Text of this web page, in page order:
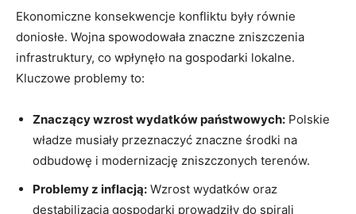
Ekonomiczne konsekwencje konfliktu⁣ były równie
doniosłe. Wojna spowodowała znaczne zniszczenia
infrastruktury, co wpłynęło na gospodarki lokalne.⁢
Kluczowe problemy to:
Znaczący wzrost‍ wydatków państwowych: Polskie
władze musiały przeznaczyć znaczne ‌środki na
odbudowę i modernizację zniszczonych terenów.
Problemy z inflacją: Wzrost‍ wydatków oraz
destabilizacja gospodarki prowadziły do spirali